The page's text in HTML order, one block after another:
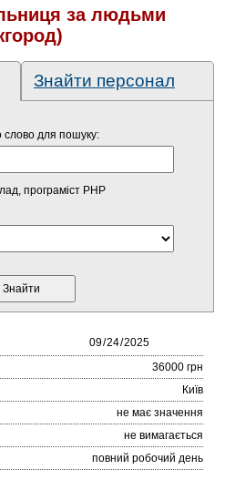
за людьми
Знайти персонал
слово для пошуку:
програміст PHP
36000 грн
Київ
не має значення
не вимагається
повний робочий день